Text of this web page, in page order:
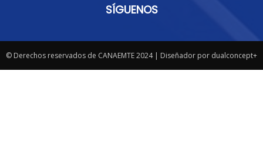
SÍGUENOS
© Derechos reservados de CANAEMTE 2024 | Diseñador por dualconcept+